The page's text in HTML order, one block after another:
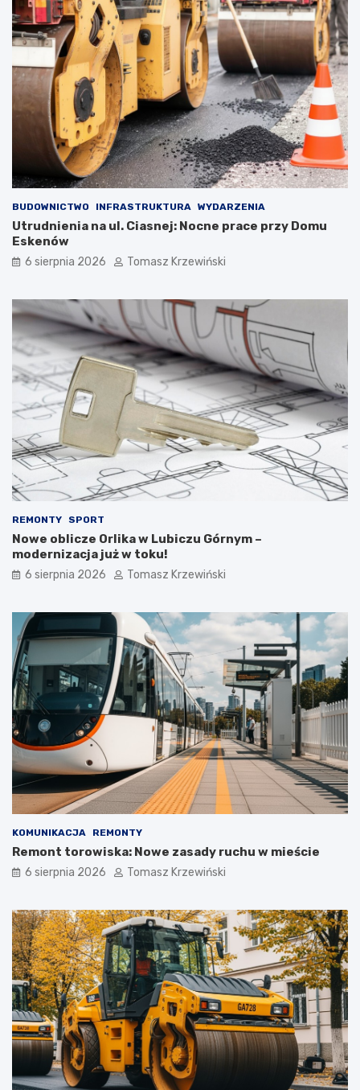
BUDOWNICTWO INFRASTRUKTURA WYDARZENIA
Utrudnienia na ul. Ciasnej: Nocne prace przy Domu
Eskenów
6 sierpnia 2026 Tomasz Krzewiński
REMONTY SPORT
Nowe oblicze Orlika w Lubiczu Górnym –
modernizacja już w toku!
6 sierpnia 2026 Tomasz Krzewiński
KOMUNIKACJA REMONTY
Remont torowiska: Nowe zasady ruchu w mieście
6 sierpnia 2026 Tomasz Krzewiński